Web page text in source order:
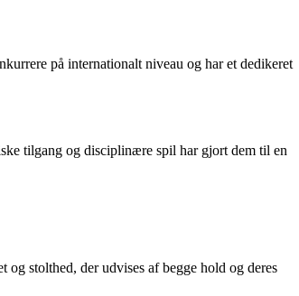
på internationalt niveau og har et dedikeret
tilgang og disciplinære spil har gjort dem til en
stolthed, der udvises af begge hold og deres